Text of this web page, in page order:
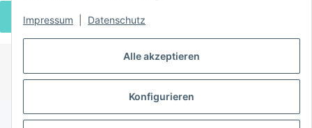
Alle akzeptieren
Konfigurieren
Impressum Datenschutz
VERTRAG WIDERRUFEN
* Alle Preise inkl. gesetzlicher USt., zzgl.Versand